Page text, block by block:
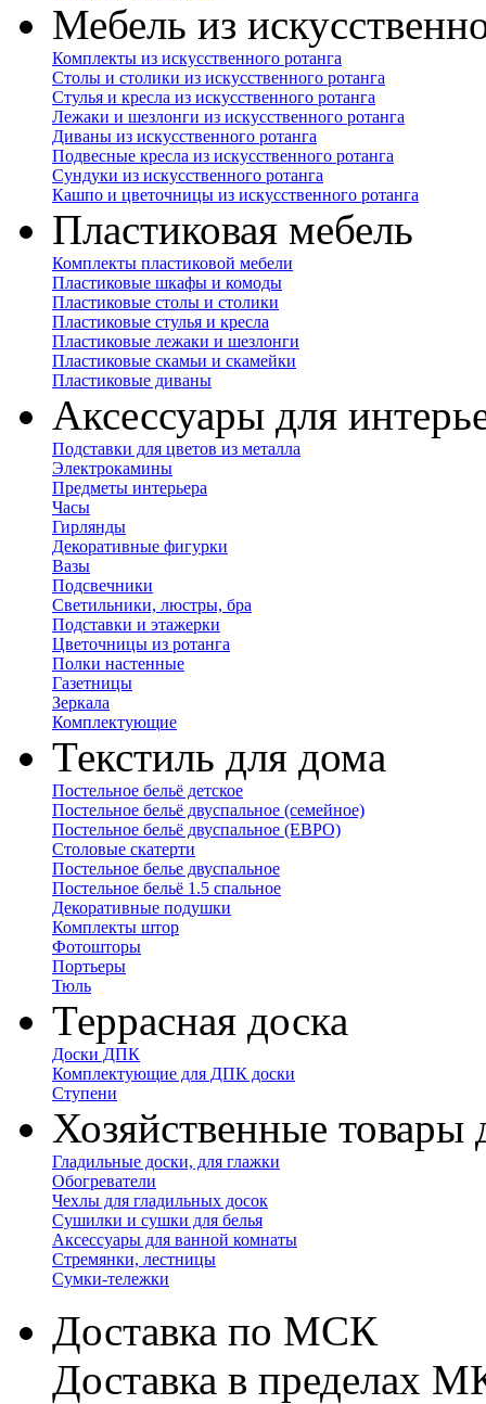
Мебель из
Комплекты из искусственного ротанга
Столы и столики из искусственного ротанга
Стулья и кресла из искусственного ротанга
Лежаки и шезлонги из искусственного ротанга
Диваны из искусственного ротанга
Подвесные кресла из искусственного ротанга
Сундуки из искусственного ротанга
Кашпо и цветочницы из искусственного ротанга
Пластиковая мебель
Комплекты пластиковой мебели
Пластиковые шкафы и комоды
Пластиковые столы и столики
Пластиковые стулья и кресла
Пластиковые лежаки и шезлонги
Пластиковые скамьи и скамейки
Пластиковые диваны
Аксессуары для
Подставки для цветов из металла
Электрокамины
Предметы интерьера
Часы
Гирлянды
Декоративные фигурки
Вазы
Подсвечники
Светильники, люстры, бра
Подставки и этажерки
Цветочницы из ротанга
Полки настенные
Газетницы
Зеркала
Комплектующие
Текстиль для дома
Постельное бельё детское
Постельное бельё двуспальное (семейное)
Постельное бельё двуспальное (ЕВРО)
Столовые скатерти
Постельное белье двуспальное
Постельное бельё 1.5 спальное
Декоративные подушки
Комплекты штор
Фотошторы
Портьеры
Тюль
Террасная доска
Доски ДПК
Комплектующие для ДПК доски
Ступени
Хозяйственные товары
Гладильные доски, для глажки
Обогреватели
Чехлы для гладильных досок
Сушилки и сушки для белья
Аксессуары для ванной комнаты
Стремянки, лестницы
Сумки-тележки
Доставка по МСК
Доставка в пределах